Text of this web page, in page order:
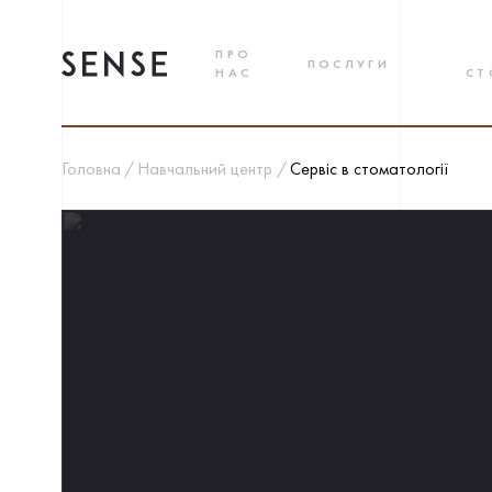
ПРО
НАС
ПОСЛУГИ
Головна Навчальний центр Сервіс в стоматології